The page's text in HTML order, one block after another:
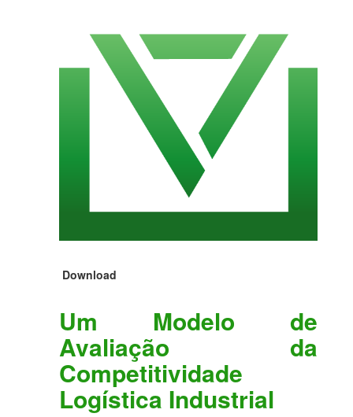
Download
Um Modelo de
Avaliação da
Competitividade
Logística Industrial